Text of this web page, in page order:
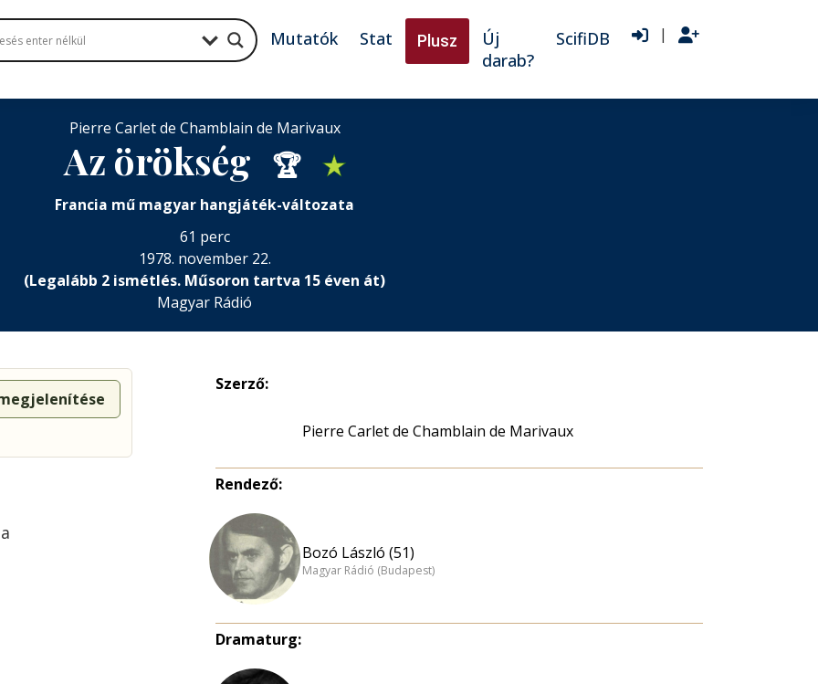
Mutatók Stat Plusz
Új
darab?
ScifiDB |
Pierre Carlet de Chamblain de Marivaux
Az örökség 🏆 ★
Francia mű magyar hangjáték-változata
61 perc
1978. november 22.
(Legalább 2 ismétlés. Műsoron tartva 15 éven át)
Magyar Rádió
Szerző:
Pierre Carlet de Chamblain de Marivaux
Rendező:
Bozó László (51)
Magyar Rádió (Budapest)
Dramaturg: